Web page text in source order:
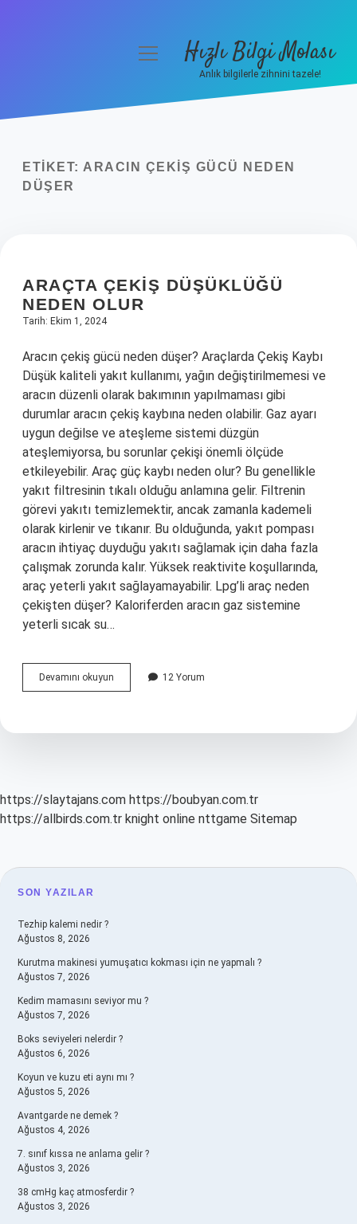
Yasal Uyarı
menüyüHızlı Bilgi Molası
Anlık bilgilerle zihnini tazele!
ETIKET: ARACIN ÇEKIŞ GÜCÜ NEDEN
DÜŞER
ARAÇTA ÇEKIŞ DÜŞÜKLÜĞÜ
NEDEN OLUR
Tarih: Ekim 1, 2024
Aracın çekiş gücü neden düşer? Araçlarda Çekiş Kaybı
Düşük kaliteli yakıt kullanımı, yağın değiştirilmemesi ve
aracın düzenli olarak bakımının yapılmaması gibi
durumlar aracın çekiş kaybına neden olabilir. Gaz ayarı
uygun değilse ve ateşleme sistemi düzgün
ateşlemiyorsa, bu sorunlar çekişi önemli ölçüde
etkileyebilir. Araç güç kaybı neden olur? Bu genellikle
yakıt filtresinin tıkalı olduğu anlamına gelir. Filtrenin
görevi yakıtı temizlemektir, ancak zamanla kademeli
olarak kirlenir ve tıkanır. Bu olduğunda, yakıt pompası
aracın ihtiyaç duyduğu yakıtı sağlamak için daha fazla
çalışmak zorunda kalır. Yüksek reaktivite koşullarında,
araç yeterli yakıt sağlayamayabilir. Lpg’li araç neden
çekişten düşer? Kaloriferden aracın gaz sistemine
yeterli sıcak su…
Devamını okuyun
Çekiş
Olur
12 Yorum
https://slaytajans.com https://boubyan.com.tr
https://allbirds.com.tr knight online nttgame Sitemap
SIDEBAR
SON YAZILAR
Tezhip kalemi nedir ?
Ağustos 8, 2026
Kurutma makinesi yumuşatıcı kokması için ne yapmalı ?
Ağustos 7, 2026
Kedim mamasını seviyor mu ?
Ağustos 7, 2026
Boks seviyeleri nelerdir ?
Ağustos 6, 2026
Koyun ve kuzu eti aynı mı ?
Ağustos 5, 2026
Avantgarde ne demek ?
Ağustos 4, 2026
7. sınıf kıssa ne anlama gelir ?
Ağustos 3, 2026
38 cmHg kaç atmosferdir ?
Ağustos 3, 2026